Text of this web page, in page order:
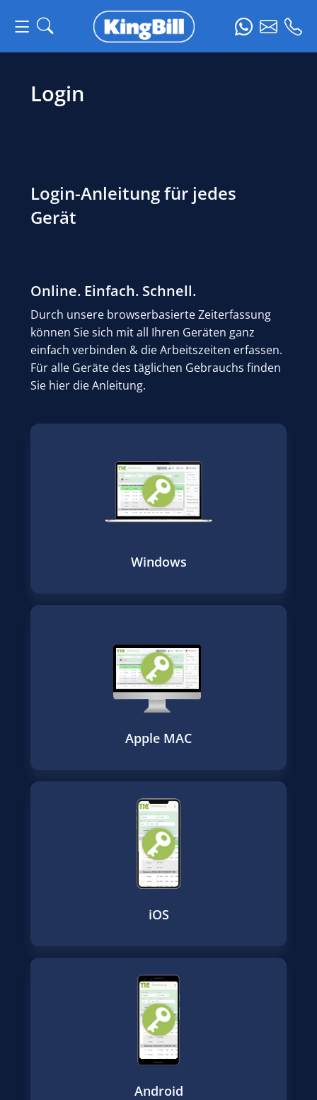
Login
Login-Anleitung für jedes
Gerät
Online. Einfach. Schnell.
Durch unsere browserbasierte Zeiterfassung
können Sie sich mit all Ihren Geräten ganz
einfach verbinden & die Arbeitszeiten erfassen.
Für alle Geräte des täglichen Gebrauchs finden
Sie hier die Anleitung.
Windows
Apple MAC
iOS
Android